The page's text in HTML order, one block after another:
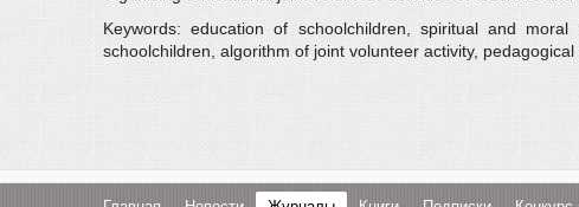
Keywords: education of schoolchildren, spiritual and
schoolchildren, algorithm of joint volunteer activity,